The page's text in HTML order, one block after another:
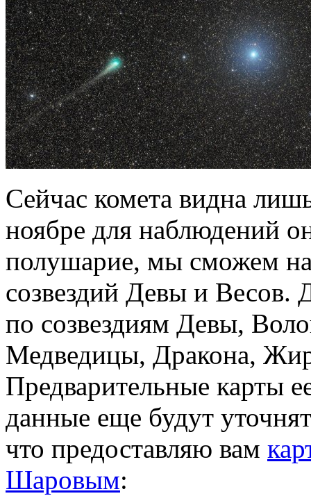
Сейчас комета видна
ноябре для наблюдений
полушарие, мы сможем
созвездий Девы и Весов.
по созвездиям Девы,
Медведицы, Дракона,
Предварительные карты
данные еще будут
что предоставляю вам
Шаровым: